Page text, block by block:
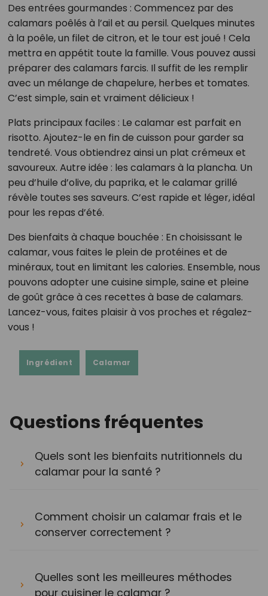
Des entrées gourmandes : Commencez par des
calamars poêlés à l’ail et au persil. Quelques minutes
à la poêle, un filet de citron, et le tour est joué ! Cela
mettra en appétit toute la famille. Vous pouvez aussi
préparer des calamars farcis. Il suffit de les remplir
avec un mélange de chapelure, herbes et tomates.
C’est simple, sain et vraiment délicieux !
Plats principaux faciles : Le calamar est parfait en
risotto. Ajoutez-le en fin de cuisson pour garder sa
tendreté. Vous obtiendrez ainsi un plat crémeux et
savoureux. Autre idée : les calamars à la plancha. Un
peu d’huile d’olive, du paprika, et le calamar grillé
révèle toutes ses saveurs. C’est rapide et léger, idéal
pour les repas d’été.
Des bienfaits à chaque bouchée : En choisissant le
calamar, vous faites le plein de protéines et de
minéraux, tout en limitant les calories. Ensemble, nous
pouvons adopter une cuisine simple, saine et pleine
de goût grâce à ces recettes à base de calamars.
Lancez-vous, faites plaisir à vos proches et régalez-
vous !
Ingrédient Calamar
Questions fréquentes
Quels sont les bienfaits nutritionnels du
calamar pour la santé ?
Comment choisir un calamar frais et le
conserver correctement ?
Quelles sont les meilleures méthodes
pour cuisiner le calamar ?